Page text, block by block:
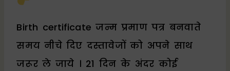
Birth certificate जन्म प्रमाण पत्र बनवाते
समय नीचे दिए दस्तावेजों को अपने साथ
जरूर ले जाये । 21 दिन के अंदर कोई